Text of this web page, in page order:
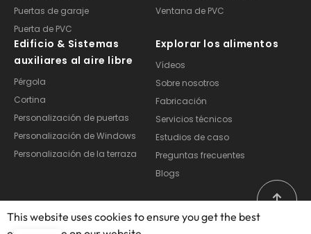
Puertas de garaje
Puerta de PVC
Ventana de PVC
Edificio & Sistemas
auxiliares al aire libre
Pérgola
Cortina
Personalización de puertas
Personalización de Windows
Personalización de la terraza
Explorar los alimentos
Vídeos
Sobre nosotros
Fabricación
Servicios técnicos
Estudios de caso
Preguntas frecuentes
Blogs
This website uses cookies to ensure you get the best